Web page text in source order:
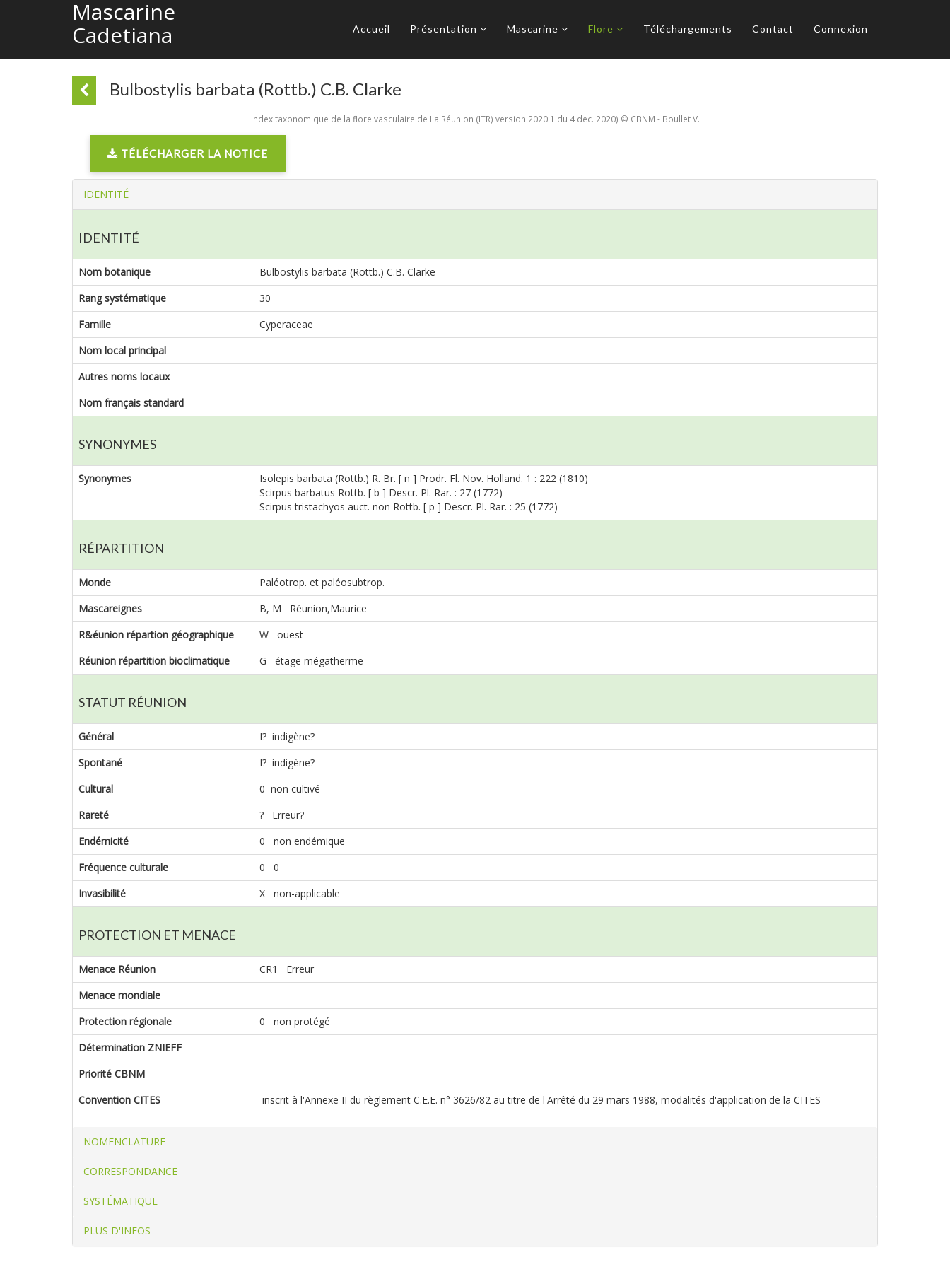
Mascarine
Cadetiana
Accueil Présentation Mascarine Flore Téléchargements Contact Connexion
Bulbostylis barbata (Rottb.) C.B. Clarke
Index taxonomique de la flore vasculaire de La Réunion (ITR) version 2020.1 du 4 dec. 2020) © CBNM - Boullet V.
TÉLÉCHARGER LA NOTICE
IDENTITÉ
IDENTITÉ
Nom botanique
Bulbostylis barbata (Rottb.) C.B. Clarke
Rang systématique
30
Famille
Cyperaceae
Nom local principal
Autres noms locaux
Nom français standard
SYNONYMES
Synonymes
Isolepis barbata (Rottb.) R. Br. [ n ] Prodr. Fl. Nov. Holland. 1 : 222 (1810)
Scirpus barbatus Rottb. [ b ] Descr. Pl. Rar. : 27 (1772)
Scirpus tristachyos auct. non Rottb. [ p ] Descr. Pl. Rar. : 25 (1772)
RÉPARTITION
Monde
Paléotrop. et paléosubtrop.
Mascareignes
B, M Réunion,Maurice
R&éunion répartion géographique
W ouest
Réunion répartition bioclimatique
G étage mégatherme
STATUT RÉUNION
Général
I? indigène?
Spontané
I? indigène?
Cultural
0 non cultivé
Rareté
? Erreur?
Endémicité
0 non endémique
Fréquence culturale
0 0
Invasibilité
X non-applicable
PROTECTION ET MENACE
Menace Réunion
CR1 Erreur
Menace mondiale
Protection régionale
0 non protégé
Détermination ZNIEFF
Priorité CBNM
Convention CITES
inscrit à l'Annexe II du règlement C.E.E. n° 3626/82 au titre de l'Arrêté du 29 mars 1988, modalités d'application de la CITES
NOMENCLATURE
CORRESPONDANCE
SYSTÉMATIQUE
PLUS D'INFOS